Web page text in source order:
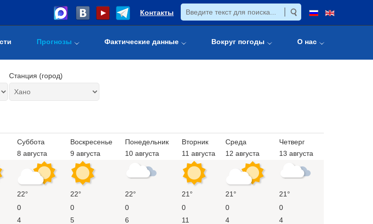
Контакты
Прогнозы Фактические данные Вокруг погоды О нас
Станция (город)
Суббота
8 августа
Воскресенье
9 августа
Понедельник
10 августа
Вторник
11 августа
Среда
12 августа
Четверг
13 августа
22° 22° 22° 21° 21°
21°
0 0 0 0 0
0
4 5 6 11 4
4